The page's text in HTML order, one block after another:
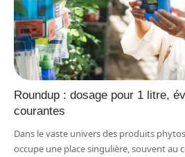
Roundup : dosage pour 1 litre,
courantes
Dans le vaste univers des produits
occupe une place singulière, souvent au